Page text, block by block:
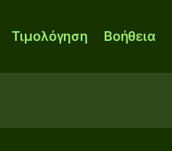
Τιμολόγηση Βοήθεια